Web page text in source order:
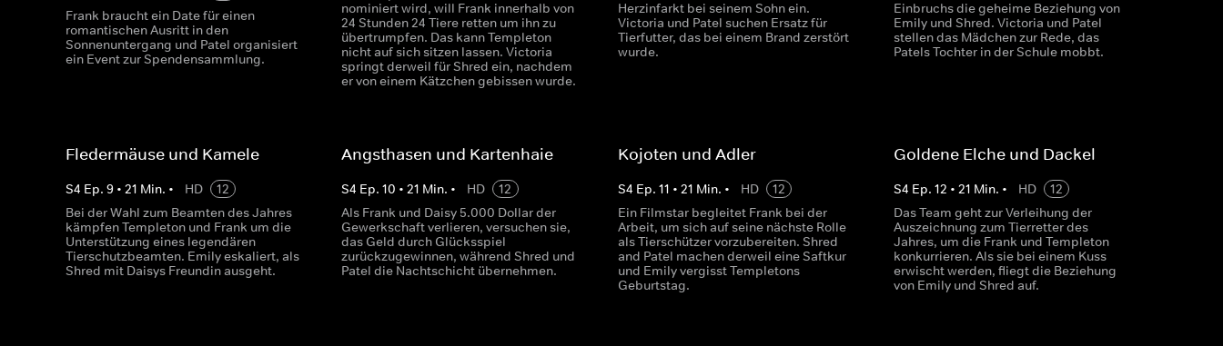
Frank braucht ein Date für einen
romantischen Ausritt in den
Sonnenuntergang und Patel organisiert
ein Event zur Spendensammlung.
nominiert wird, will Frank innerhalb von
24 Stunden 24 Tiere retten um ihn zu
übertrumpfen. Das kann Templeton
nicht auf sich sitzen lassen. Victoria
springt derweil für Shred ein, nachdem
er von einem Kätzchen gebissen wurde.
Herzinfarkt bei seinem Sohn ein.
Victoria und Patel suchen Ersatz für
Tierfutter, das bei einem Brand zerstört
wurde.
Einbruchs die geheime Beziehung von
Emily und Shred. Victoria und Patel
stellen das Mädchen zur Rede, das
Patels Tochter in der Schule mobbt.
Fledermäuse und Kamele
S4 Ep. 9 • 21 Min. • HD
12
Bei der Wahl zum Beamten des Jahres
kämpfen Templeton und Frank um die
Unterstützung eines legendären
Tierschutzbeamten. Emily eskaliert, als
Shred mit Daisys Freundin ausgeht.
Angsthasen und Kartenhaie
S4 Ep.10 •21 Min. • HD
12
Als Frank und Daisy 5.000 Dollar der
Gewerkschaft verlieren, versuchen sie,
das Geld durch Glücksspiel
zurückzugewinnen, während Shred und
Patel die Nachtschicht übernehmen.
Kojoten und Adler
S4 Ep. 11 • 21 Min. • HD
12
Ein Filmstar begleitet Frank bei der
Arbeit, um sich auf seine nächste Rolle
als Tierschützer vorzubereiten. Shred
and Patel machen derweil eine Saftkur
und Emily vergisst Templetons
Geburtstag.
Goldene Elche und Dackel
S4 Ep. 12 • 21 Min. • HD
12
Das Team geht zur Verleihung der
Auszeichnung zum Tierretter des
Jahres, um die Frank und Templeton
konkurrieren. Als sie bei einem Kuss
erwischt werden, fliegt die Beziehung
von Emily und Shred auf.